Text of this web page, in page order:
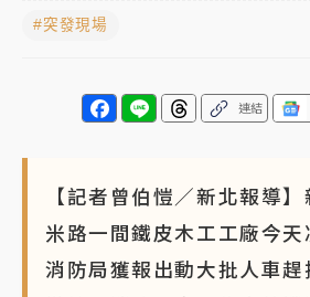
#突發現場
連結
【記者曾伯愷／新北報導
米路一間鐵皮木工工廠今天
消防局獲報出動大批人車趕